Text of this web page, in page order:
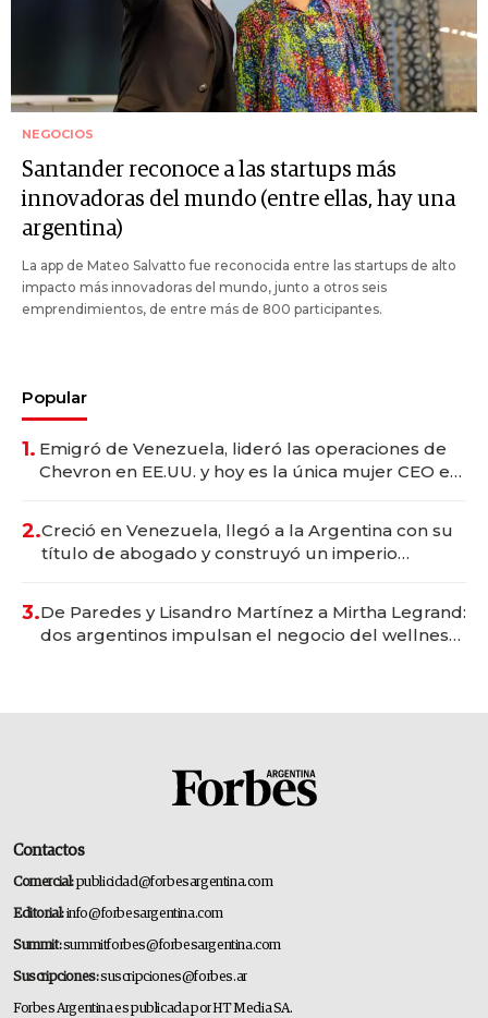
NEGOCIOS
Santander reconoce a las startups más
innovadoras del mundo (entre ellas, hay una
argentina)
La app de Mateo Salvatto fue reconocida entre las startups de alto
impacto más innovadoras del mundo, junto a otros seis
emprendimientos, de entre más de 800 participantes.
Popular
1. Emigró de Venezuela, lideró las operaciones de
Chevron en EE.UU. y hoy es la única mujer CEO en
2.Creció en Venezuela, llegó a la Argentina con su
título de abogado y construyó un imperio
3.De Paredes y Lisandro Martínez a Mirtha Legrand:
dos argentinos impulsan el negocio del wellness
Contactos
Comercial:publicidad@forbesargentina.com
Editorial:info@forbesargentina.com
Summit:summitforbes@forbesargentina.com
Suscripciones:suscripciones@forbes.ar
Forbes Argentina es publicada por HT Media SA.